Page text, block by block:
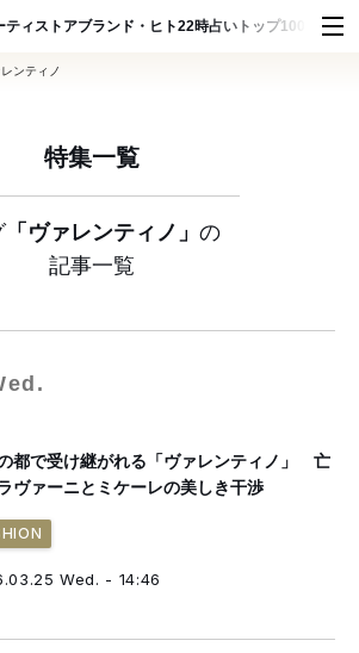
ティ ストアブランド・ヒト22時占い トップ100 スナッ
ンティノ
特集一覧
「ヴァレンティノ」 の
記事一覧
都で受け継がれる「ヴァレンティノ」 亡
ヴァーニとミケーレの美しき干渉
Wed. - 14:46